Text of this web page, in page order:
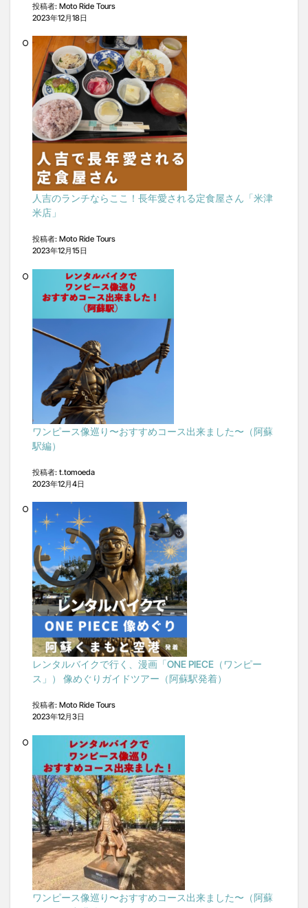
投稿者: Moto Ride Tours
2023年12月18日
人吉のランチならここ！長年愛される定食屋さん「米津
米店」
投稿者: Moto Ride Tours
2023年12月15日
ワンピース像巡り〜おすすめコース出来ました〜（阿蘇
駅編）
投稿者: t.tomoeda
2023年12月4日
レンタルバイクで行く、漫画「ONE PIECE（ワンピー
ス」） 像めぐりガイドツアー（阿蘇駅発着）
投稿者: Moto Ride Tours
2023年12月3日
ワンピース像巡り〜おすすめコース出来ました〜（阿蘇